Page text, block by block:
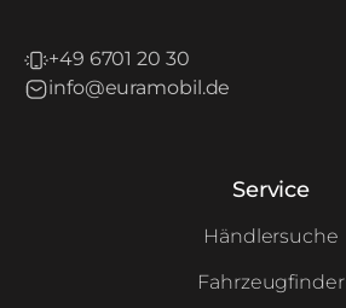
+49 6701 20 30
info@euramobil.de
Service
Händlersuche
Fahrzeugfinder